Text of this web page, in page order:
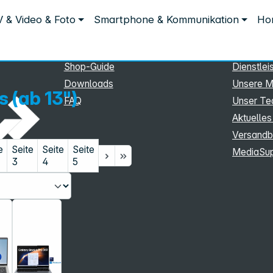
& Video & Foto Smartphone & Kommunikation
(ab 13")
Seite
3
Seite
4
Seite
5
Shop-Guide
Downloads
FAQ
Unsere
Unser